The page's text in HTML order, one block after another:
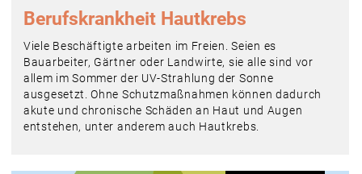
Berufskrankheit Hautkrebs
Viele Beschäftigte arbeiten im Freien. Seien es
Bauarbeiter, Gärtner oder Landwirte, sie alle sind vor
allem im Sommer der UV-Strahlung der Sonne
ausgesetzt. Ohne Schutzmaßnahmen können dadurch
akute und chronische Schäden an Haut und Augen
entstehen, unter anderem auch Hautkrebs.